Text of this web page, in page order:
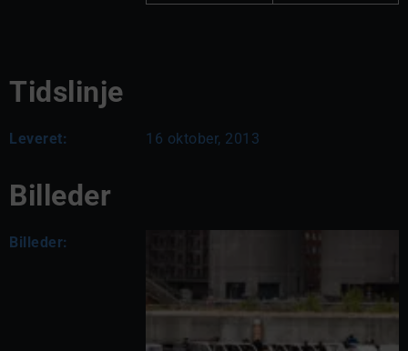
Tidslinje
Leveret: 16 oktober, 2013
Billeder
Billeder: